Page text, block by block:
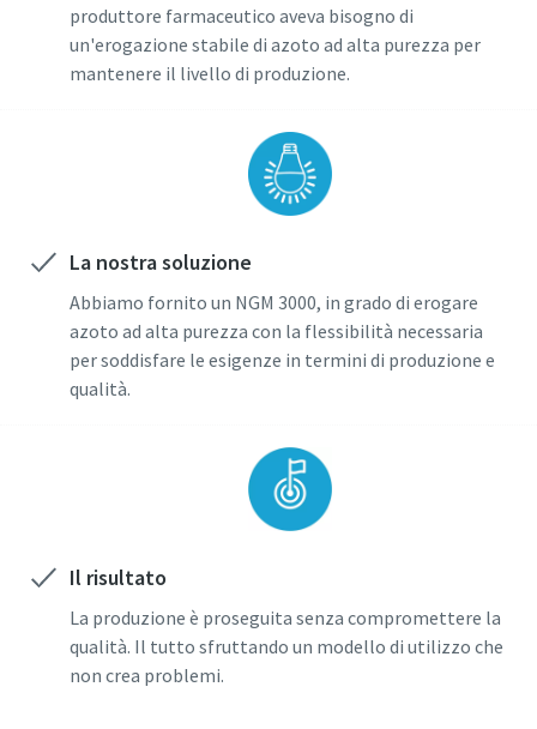
produttore farmaceutico aveva bisogno di
un'erogazione stabile di azoto ad alta purezza per
mantenere il livello di produzione.
La nostra soluzione
Abbiamo fornito un NGM 3000, in grado di erogare
azoto ad alta purezza con la flessibilità necessaria
per soddisfare le esigenze in termini di produzione e
qualità.
Il risultato
La produzione è proseguita senza compromettere la
qualità. Il tutto sfruttando un modello di utilizzo che
non crea problemi.